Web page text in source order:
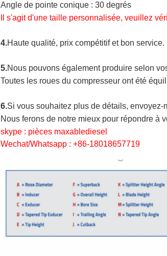
Angle de pointe conique : 30 degrés
Il s'agit d'une taille personnalisée, veuillez
4.Haute qualité, prix compétitif et bon service.
5.Nous pouvons également produire selon
Toutes les roues du compresseur ont été
6.Si vous souhaitez plus de détails,
Nous ferons de notre mieux pour répondre à
skype : pièces maxablediesel
Wechat/Whatsapp : +86-18018657719